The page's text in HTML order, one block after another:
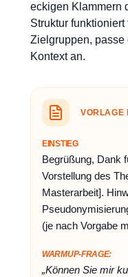
eckigen Klammern
Struktur
Zielgruppen,
Kontext an.
VORLAGE
EINSTIEG
Begrüßung, Dank
Vorstellung des
Masterarbeit].
(je nach Vorgabe
WARMUP-FRAGE:
„Können Sie mir